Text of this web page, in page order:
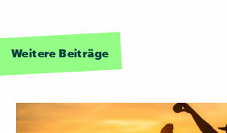
Weitere Beiträge